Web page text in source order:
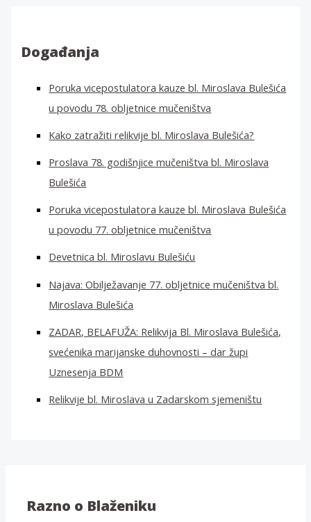
:Događanja
Poruka vicepostulatora kauze bl. Miroslava Bulešića
u povodu 78. obljetnice mučeništva
Kako zatražiti relikvije bl. Miroslava Bulešića?
Proslava 78. godišnjice mučeništva bl. Miroslava
Bulešića
Poruka vicepostulatora kauze bl. Miroslava Bulešića
u povodu 77. obljetnice mučeništva
Devetnica bl. Miroslavu Bulešiću
Najava: Obilježavanje 77. obljetnice mučeništva bl.
Miroslava Bulešića
ZADAR, BELAFUŽA: Relikvija Bl. Miroslava Bulešića,
svećenika marijanske duhovnosti – dar župi
Uznesenja BDM
Relikvije bl. Miroslava u Zadarskom sjemeništu
Razno o Blaženiku